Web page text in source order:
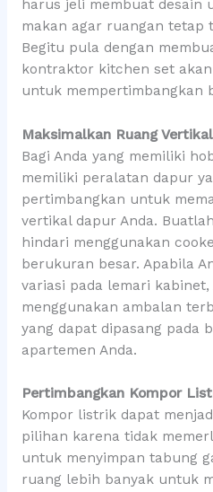
harus jeli membuat desain
makan agar ruangan tetap
Begitu pula dengan
kontraktor kitchen set
untuk mempertimbangkan
Maksimalkan Ruang Vertikal
Bagi Anda yang memiliki
memiliki peralatan dapur
pertimbangkan untuk
vertikal dapur Anda.
hindari menggunakan
berukuran besar. Apabila
variasi pada lemari kabinet,
menggunakan ambalan
yang dapat dipasang pada
apartemen Anda.
Pertimbangkan Kompor
Kompor listrik dapat
pilihan karena tidak
untuk menyimpan tabung
ruang lebih banyak untuk